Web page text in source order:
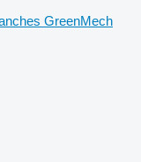
GreenMech